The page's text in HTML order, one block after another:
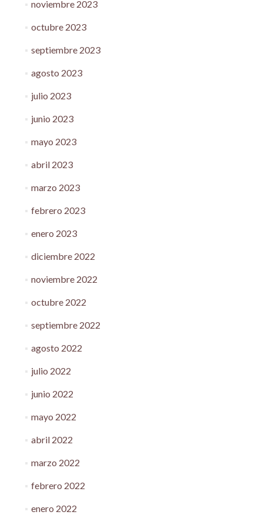
noviembre 2023
octubre 2023
septiembre 2023
agosto 2023
julio 2023
junio 2023
mayo 2023
abril 2023
marzo 2023
febrero 2023
enero 2023
diciembre 2022
noviembre 2022
octubre 2022
septiembre 2022
agosto 2022
julio 2022
junio 2022
mayo 2022
abril 2022
marzo 2022
febrero 2022
enero 2022